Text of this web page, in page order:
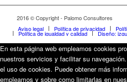
2016 © Copyright - Palomo Consultores
Aviso legal
Política de privacidad
Política de igualdad y calidad Diseño:
En esta página web empleamos cookies
nuestros servicios y facilitar su
el uso de cookies. Puede obtener más
empleamos y sobre como limitarlas en